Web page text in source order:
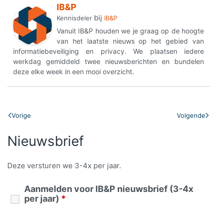
IB&P
Kennisdeler bij IB&P
Vanuit IB&P houden we je graag op de hoogte
van het laatste nieuws op het gebied van
informatiebeveiliging en privacy. We plaatsen iedere
werkdag gemiddeld twee nieuwsberichten en bundelen
deze elke week in een mooi overzicht.
Vorige Volgende
Nieuwsbrief
Deze versturen we 3-4x per jaar.
Aanmelden voor IB&P nieuwsbrief (3-4x
per jaar) *